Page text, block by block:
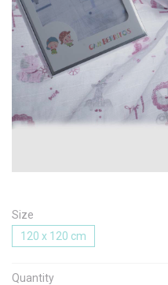
Size
120 x 120 cm
Quantity